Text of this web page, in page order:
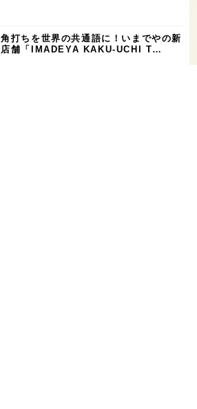
角打ちを世界の共通語に！いまでやの新
店舗「IMADEYA KAKU-UCHI T…